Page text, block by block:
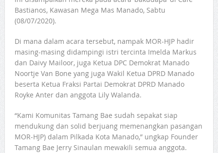
Bastianos, Kawasan Mega Mas Manado, Sabtu
(08/07/2020).
Di mana dalam acara tersebut, nampak MOR-HJP hadir
masing-masing didampingi istri tercinta Imelda Markus
dan Daivy Mailoor, juga Ketua DPC Demokrat Manado
Noortje Van Bone yang juga Wakil Ketua DPRD Manado
beserta Ketua Fraksi Partai Demokrat DPRD Manado
Royke Anter dan anggota Lily Walanda.
“Kami Komunitas Tamang Bae sudah sepakat siap
mendukung dan solid berjuang memenangkan pasangan
MOR-HJP) dalam Pilkada Kota Manado,” ungkap Founder
Tamang Bae Jerry Sinaulan mewakili semua anggota.